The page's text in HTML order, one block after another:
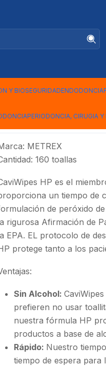
Y BIOSEGURIDADENDODONCIA
PERIODONCIA, CIRUGIA Y
METREX
160 toallas
HP es el
un tiempo de
de peróxido
rigurosa Afirmación de
EPA. EL protocolo de
protege tanto a los
Sin Alcohol:
prefieren no usar
nuestra fórmula HP
productos a base de
Rápido: Nuestro
tiempo de espera para